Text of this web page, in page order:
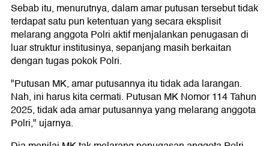
Sebab itu, menurutnya, dalam amar putusan tersebut tidak
terdapat satu pun ketentuan yang secara eksplisit
melarang anggota Polri aktif menjalankan penugasan di
luar struktur institusinya, sepanjang masih berkaitan
dengan tugas pokok Polri.
"Putusan MK, amar putusannya itu tidak ada larangan.
Nah, ini harus kita cermati. Putusan MK Nomor 114 Tahun
2025, tidak ada amar putusannya yang melarang anggota
Polri," ujarnya.